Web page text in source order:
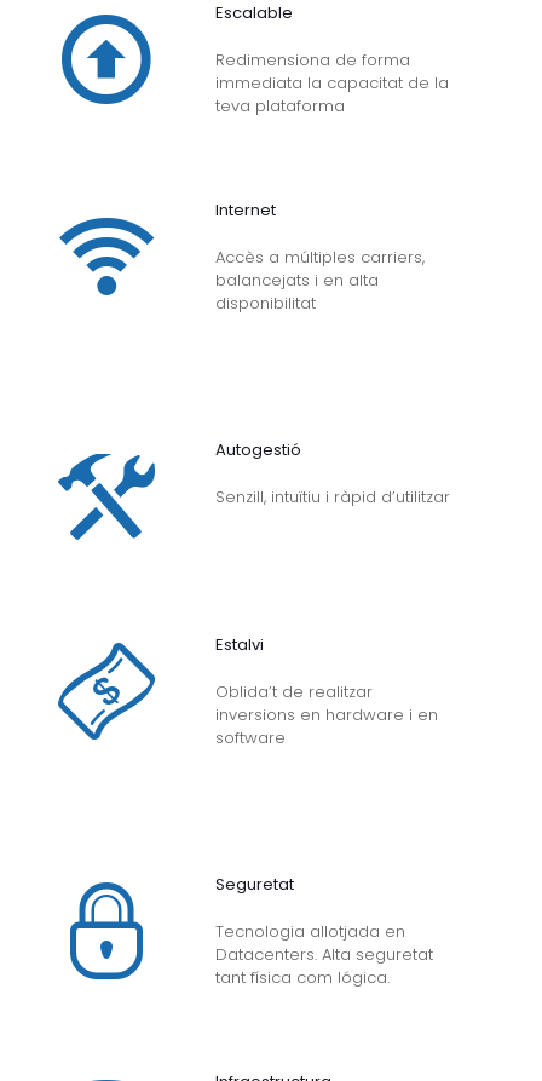
Escalable
Redimensiona de forma
immediata la capacitat de la
teva plataforma
Internet
Accès a múltiples carriers,
balancejats i en alta
disponibilitat
Autogestió
Senzill, intuïtiu i ràpid d’utilitzar
Estalvi
Oblida’t de realitzar
inversions en hardware i en
software
Seguretat
Tecnologia allotjada en
Datacenters. Alta seguretat
tant física com lógica.